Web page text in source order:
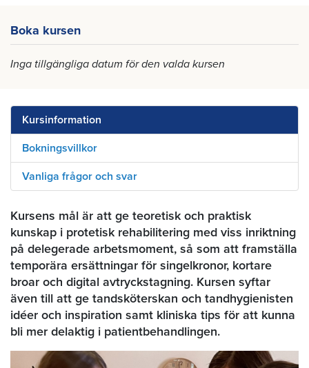
Boka kursen
Inga tillgängliga datum för den valda kursen
Kursinformation
Bokningsvillkor
Vanliga frågor och svar
Kursens mål är att ge teoretisk och praktisk
kunskap i protetisk rehabilitering med viss inriktning
på delegerade arbetsmoment, så som att framställa
temporära ersättningar för singelkronor, kortare
broar och digital avtryckstagning. Kursen syftar
även till att ge tandsköterskan och tandhygienisten
idéer och inspiration samt kliniska tips för att kunna
bli mer delaktig i patientbehandlingen.